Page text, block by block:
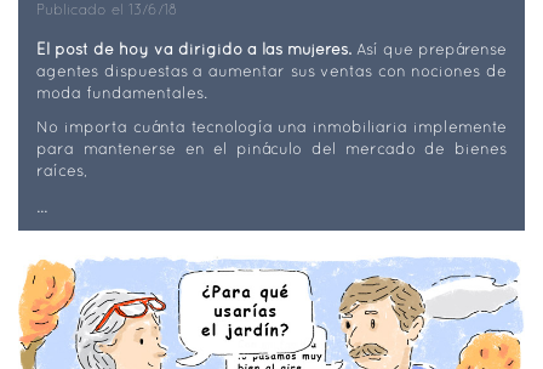
Publicado el 13/6/18
El post de hoy va dirigido a las mujeres. Así que prepárense
agentes dispuestas a aumentar sus ventas con nociones de
moda fundamentales.
No importa cuánta tecnología una inmobiliaria implemente
para mantenerse en el pináculo del mercado de bienes
raíces,
...